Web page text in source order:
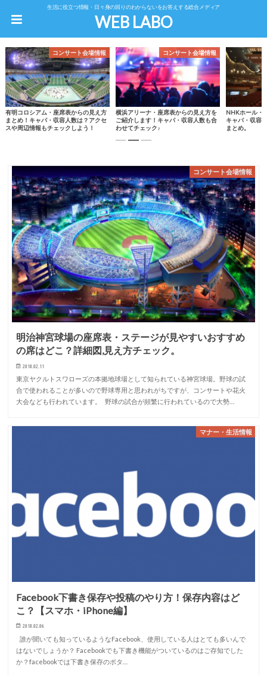
生活に役立つ情報・日々身の回りのわからないをお答えする総合メディア
WEB LABO
コンサート会場情報
有明コロシアム・座席表からの見え方
まとめ！キャパ・収容人数は？アクセ
スや周辺情報もチェックしよう！
コンサート会場情報
横浜アリーナ・座席表からの見え方を
ご紹介します！キャパ・収容人数も合
わせてチェック♪
NHKホール・
キャパ・収容
まとめ。
コンサート会場情報
明治神宮球場の座席表・ステージが見やすいおすすめ
の席はどこ？詳細図,見え方チェック。
2018.02.11
東京ヤクルトスワローズの本拠地球場として知られている神宮球場。野球の試
合で使われることが多いので野球専用と思われがちですが、コンサートや花火
大会なども行われています。 野球の試合が頻繁に行われているので大勢…
マナー・生活情報
Facebook下書き保存や投稿のやり方！保存内容はど
こ？【スマホ・iPhone編】
2018.02.06
誰が聞いても知っているようなFacebook、使用している人はとても多いんで
はないでしょうか？ Facebookでも下書き機能がついているのはご存知でした
か？facebookでは下書き保存のボタ…